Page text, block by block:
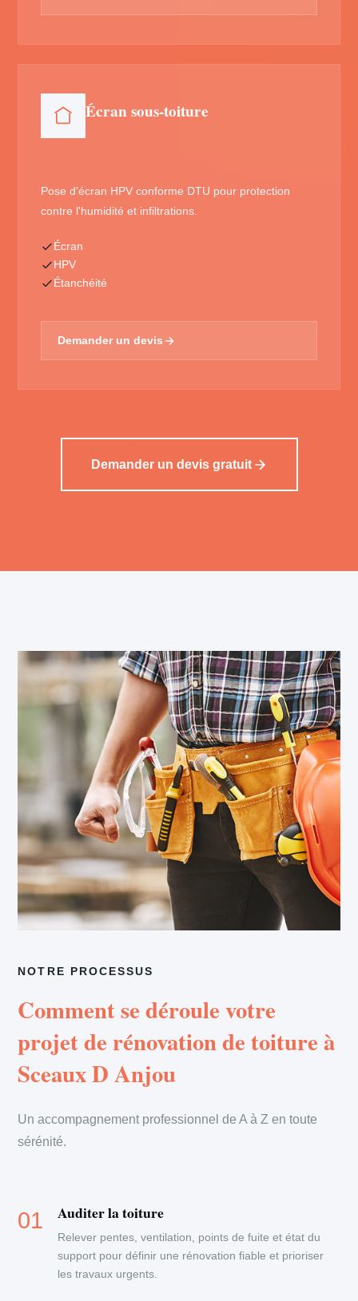
Écran sous-toiture
Pose d'écran HPV conforme DTU pour protection
contre l'humidité et infiltrations.
Écran
HPV
Étanchéité
Demander un devis
Demander un devis gratuit
NOTRE PROCESSUS
Comment se déroule votre
projet de rénovation de toiture à
Sceaux D Anjou
Un accompagnement professionnel de A à Z en toute
sérénité.
Auditer la toiture
Relever pentes, ventilation, points de fuite et état du
support pour définir une rénovation fiable et prioriser
les travaux urgents.